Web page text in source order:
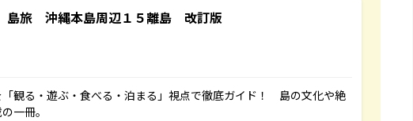
旅 沖縄本島周辺１５離島 改訂版
観る・遊ぶ・食べる・泊まる」視点で徹底ガイド！ 島の文化や絶
一冊。